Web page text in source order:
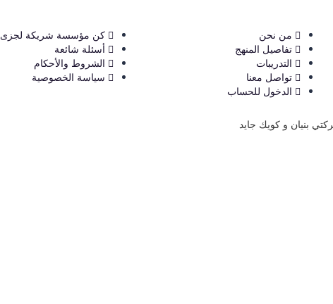
من نحن
تفاصيل المنهج
التدريبات
تواصل معنا
الدخول للحساب
كن مؤسسة شريكة لجزى
أسئلة شائعة
الشروط والأحكام
سياسة الخصوصية
كويك جايد